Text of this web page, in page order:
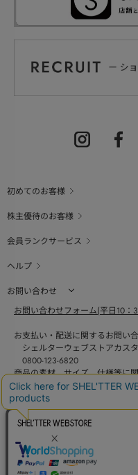
初めてのお客様
株主優待のお客様
会員ランクサービス
ヘルプ
お問い合わせ
お問い合わせフォーム(平日10
お支払い・配送に関するお問い
シェルターウェブストアカス
0800-123-6820
商品の素材、サイズ、仕様等に
バロックジャパンリミテッド
03-6730-9191
BAROQUE JAPAN LIMITED
SHEL'TTER GREEN